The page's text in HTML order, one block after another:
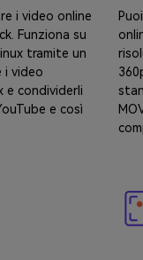
i video online
Funziona su
tramite un
i video
e condividerli
e così